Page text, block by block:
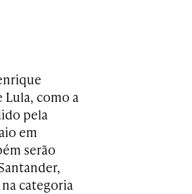
como a
pela
em
serão
categoria